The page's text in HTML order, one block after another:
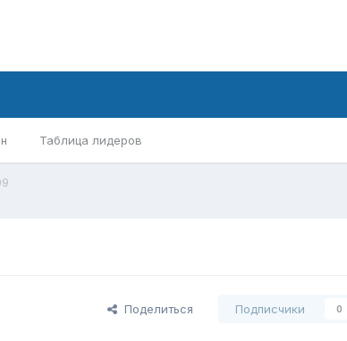
Таблица лидеров
Поделиться Подписчики 0